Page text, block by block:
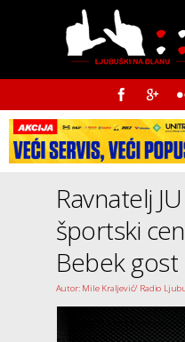
Ravnatelj
športski
Bebek gost
Autor: Mile Kraljević/ Radio